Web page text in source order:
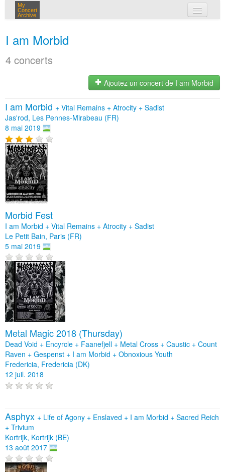
My
Concert
Archive
I am Morbid
4 concerts
Ajoutez un concert de I am Morbid
I am Morbid + Vital Remains + Atrocity + Sadist
Jas'rod, Les Pennes-Mirabeau (FR)
8 mai 2019
Morbid Fest
I am Morbid + Vital Remains + Atrocity + Sadist
Le Petit Bain, Paris (FR)
5 mai 2019
Metal Magic 2018 (Thursday)
Dead Void + Encyrcle + Faanefjell + Metal Cross + Caustic + Count
Raven + Gespenst + I am Morbid + Obnoxious Youth
Fredericia, Fredericia (DK)
12 juil. 2018
Asphyx + Life of Agony + Enslaved + I am Morbid + Sacred Reich
+ Trivium
Kortrijk, Kortrijk (BE)
13 août 2017